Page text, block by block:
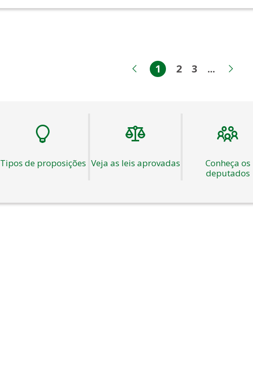
Página anterior
Página
1 Página
2 Página
3 ...
Tipos de proposições Veja as leis aprovadas
Conheça os
deputados